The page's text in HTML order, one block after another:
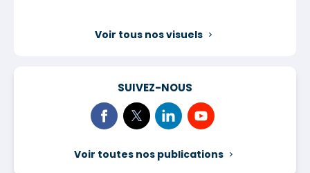
Voir tous nos visuels
SUIVEZ-NOUS
Voir toutes nos publications